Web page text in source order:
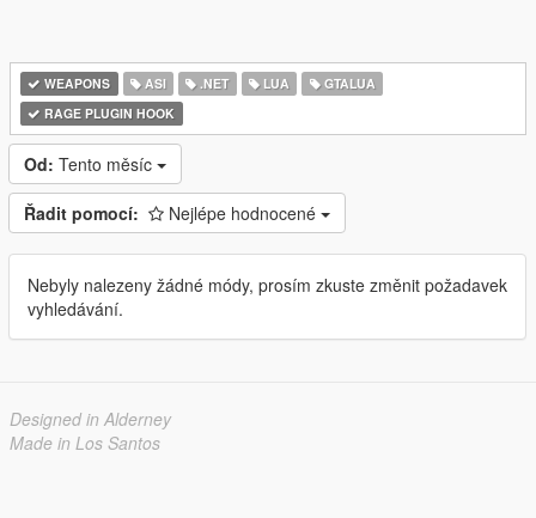
WEAPONS ASI .NET LUA
GTALUA
RAGE PLUGIN HOOK
Od: Tento měsíc
Řadit pomocí: Nejlépe hodnocené
Nebyly nalezeny žádné módy, prosím zkuste změnit požadavek
vyhledávání.
Designed in Alderney
Made in Los Santos